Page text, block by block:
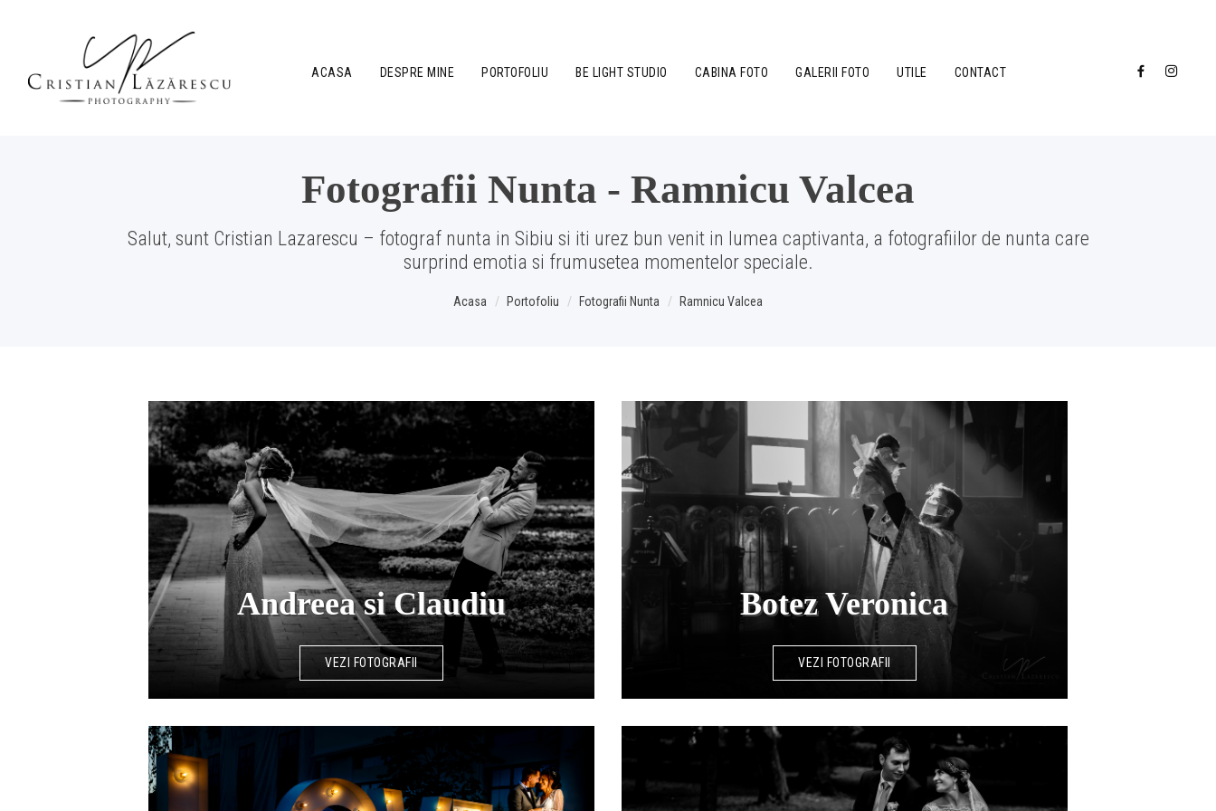
ACASA DESPRE MINE PORTOFOLIU BE LIGHT STUDIO CABINA FOTO GALERII FOTO UTILE CONTACT
Fotografii Nunta - Ramnicu Valcea
Salut, sunt Cristian Lazarescu – fotograf nunta in Sibiu si iti urez bun venit in lumea captivanta, a fotografiilor de nunta care
surprind emotia si frumusetea momentelor speciale.
Acasa Portofoliu Fotografii Nunta Ramnicu Valcea
Andreea si Claudiu
VEZI FOTOGRAFII
Botez Veronica
VEZI FOTOGRAFII